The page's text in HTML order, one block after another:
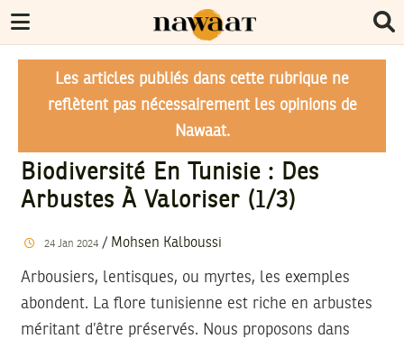
Les articles publiés dans cette rubrique ne
reflètent pas nécessairement les opinions de
Nawaat.
Biodiversité En Tunisie : Des
Arbustes À Valoriser (1/3)
24 Jan 2024/ Mohsen Kalboussi
Arbousiers, lentisques, ou myrtes, les exemples
abondent. La flore tunisienne est riche en arbustes
méritant d’être préservés. Nous proposons dans